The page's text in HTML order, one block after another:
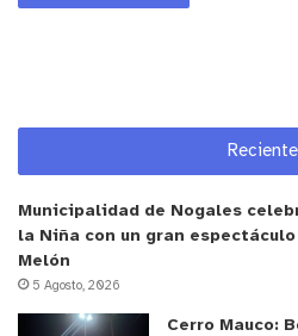
Municipalidad de Nogales
la Niña con un gran
Melón
5 Agosto, 2026
Cerro Mauco: